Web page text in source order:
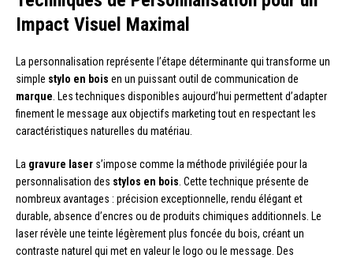
Impact Visuel Maximal
La personnalisation représente l’étape déterminante qui transforme un
simple stylo en bois en un puissant outil de communication de
marque . Les techniques disponibles aujourd’hui permettent d’adapter
finement le message aux objectifs marketing tout en respectant les
caractéristiques naturelles du matériau.
La gravure laser s’impose comme la méthode privilégiée pour la
personnalisation des stylos en bois . Cette technique présente de
nombreux avantages : précision exceptionnelle, rendu élégant et
durable, absence d’encres ou de produits chimiques additionnels. Le
laser révèle une teinte légèrement plus foncée du bois, créant un
contraste naturel qui met en valeur le logo ou le message. Des